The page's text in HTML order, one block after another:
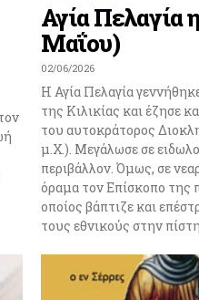
Αγία Πελαγία
Μαΐου)
02/06/2026
Η Αγία Πελαγία
της Κιλικίας και έζησε
του αυτοκράτορος
μ.Χ.). Μεγάλωσε σε
περιβάλλον. Όμως, σε
όραμα τον Επίσκοπο της
οποίος βάπτιζε και
τους εθνικούς στην πίστη